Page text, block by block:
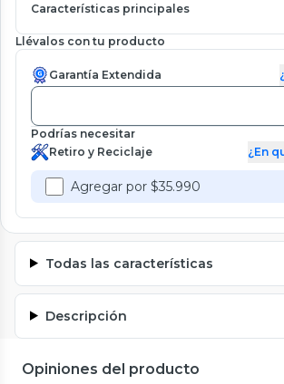
Características principales
Llévalos con tu producto
Garantía Extendida
Podrías necesitar
Retiro y Reciclaje
¿En
Agregar por $35.990
Todas las características
Descripción
Opiniones del producto